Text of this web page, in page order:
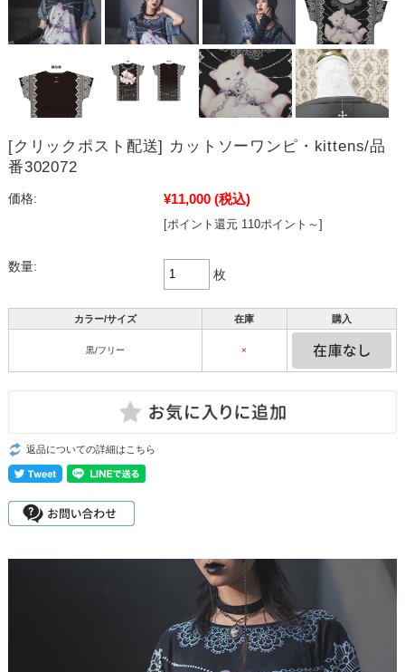
[クリックポスト配送] カットソーワンピ・kittens/品
番302072
価格: ¥11,000 (税込)
[ポイント還元 110ポイント～]
数量:
枚
カラー/サイズ 在庫 購入
黒/フリー ×
返品についての詳細はこちら